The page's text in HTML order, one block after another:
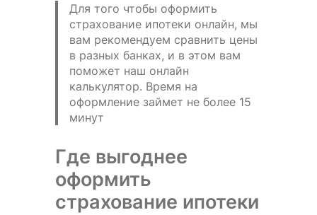
Для того чтобы оформить
страхование ипотеки онлайн, мы
вам рекомендуем сравнить цены
в разных банках, и в этом вам
поможет наш онлайн
калькулятор. Время на
оформление займет не более 15
минут
Где выгоднее
оформить
страхование ипотеки